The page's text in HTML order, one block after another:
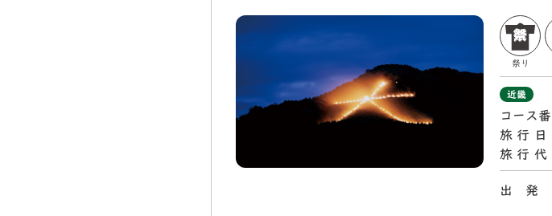
祭り
近畿
コース
旅行日
旅行代
出 発